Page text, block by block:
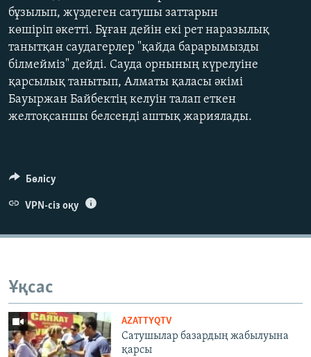
бұзылып, жүздеген сатушы заттарын
көшіріп әкетті. Бұған дейін екі рет наразылық
танытқан саудагерлер "қайда барарымызды
білмейміз" дейді. Сауда орнының күрелуіне
қарсылық танытып, Алматы қаласы әкімі
Бауыржан Байбектің келуін талап еткен
желтоқсаншы белсенді аштық жариялады.
Бөлісу
VPN-сіз оқу
Ұқсас
AZATTYQTV
Сатушылар базардың жабылуына
қарсы